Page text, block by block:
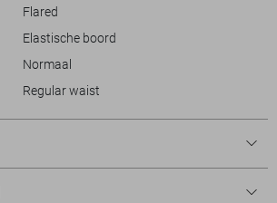
Flared
Elastische boord
Normaal
Regular waist